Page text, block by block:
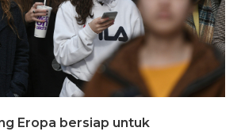
Eropa bersiap untuk